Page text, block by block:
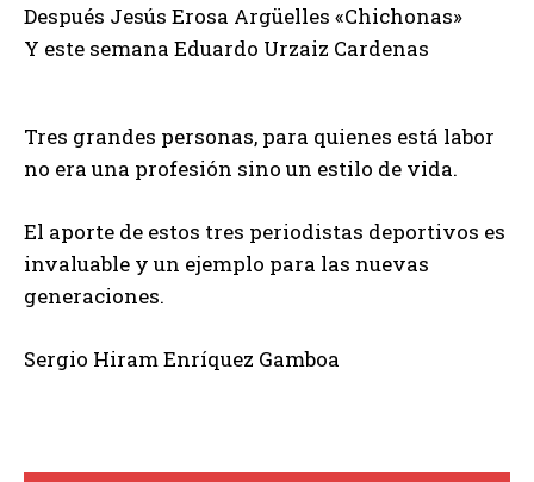
Después Jesús Erosa Argüelles «Chichonas»
Y este semana Eduardo Urzaiz Cardenas
Tres grandes personas, para quienes está labor
no era una profesión sino un estilo de vida.
El aporte de estos tres periodistas deportivos es
invaluable y un ejemplo para las nuevas
generaciones.
Sergio Hiram Enríquez Gamboa